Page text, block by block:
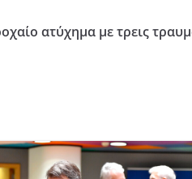
ατύχημα με τρεις